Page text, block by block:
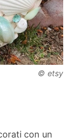
© etsy
con un